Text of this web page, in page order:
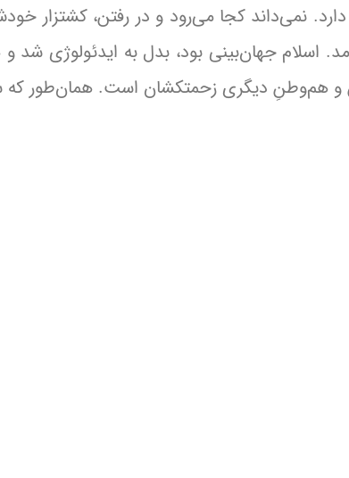
نمی‌داند کجا می‌رود و در رفتن، کشتزار
اسلام جهان‌بینی بود، بدل به ایدئولوژی
هم‌وطنِ دیگری زحمتکشان است. همان‌طور که